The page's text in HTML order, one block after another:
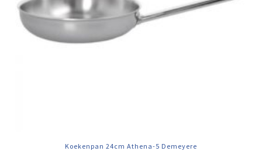
Koekenpan 24cm Athena-5 Demeyere